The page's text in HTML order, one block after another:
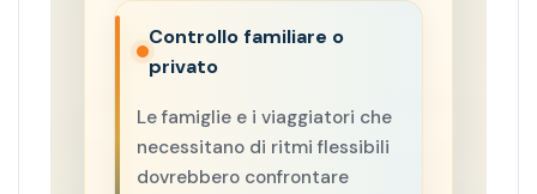
Controllo familiare o
privato
Le famiglie e i viaggiatori che
necessitano di ritmi flessibili
dovrebbero confrontare